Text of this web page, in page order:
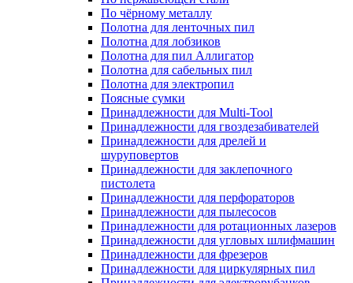
По чёрному металлу
Полотна для ленточных пил
Полотна для лобзиков
Полотна для пил Аллигатор
Полотна для сабельных пил
Полотна для электропил
Поясные сумки
Принадлежности для Multi-Tool
Принадлежности для гвоздезабивателей
Принадлежности для дрелей и
шуруповертов
Принадлежности для заклепочного
пистолета
Принадлежности для перфораторов
Принадлежности для пылесосов
Принадлежности для ротационных лазеров
Принадлежности для угловых шлифмашин
Принадлежности для фрезеров
Принадлежности для циркулярных пил